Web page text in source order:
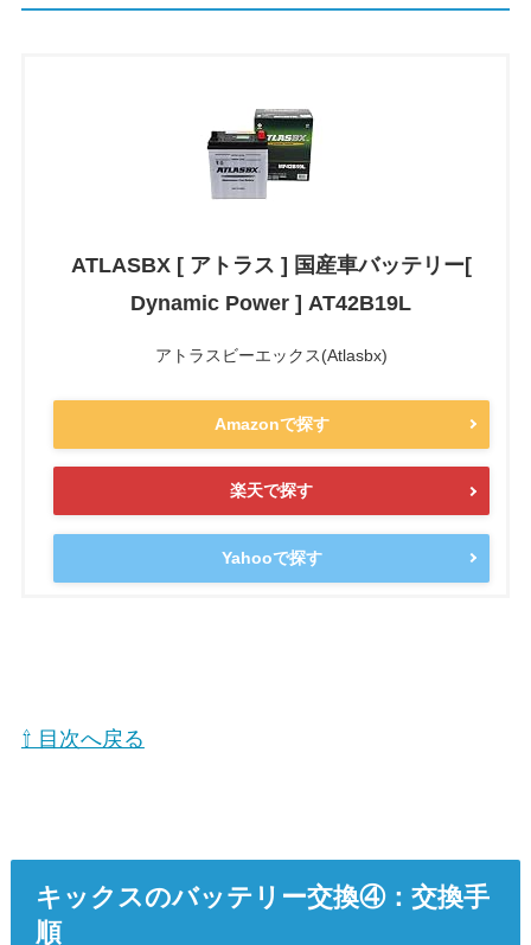
ATLASBX [ アトラス ] 国産車バッテリー[
Dynamic Power ] AT42B19L
アトラスビーエックス(Atlasbx)
Amazonで探す
楽天で探す
Yahooで探す
⇧ 目次へ戻る
キックスのバッテリー交換④：交換手
順